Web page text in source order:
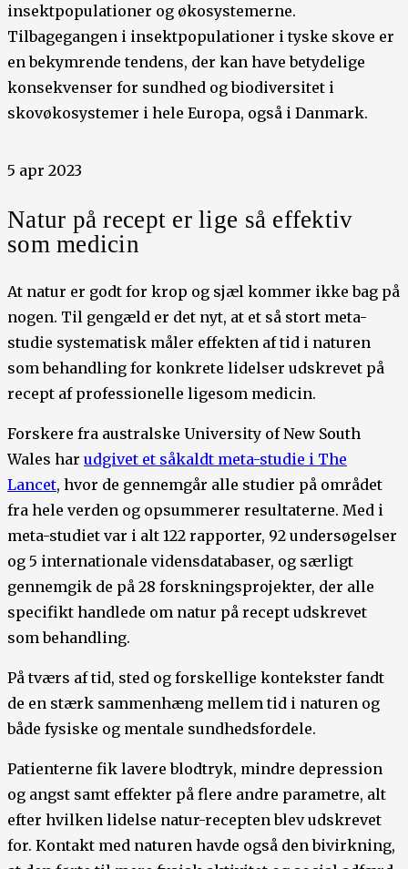
insektpopulationer og økosystemerne.
Tilbagegangen i insektpopulationer i tyske skove er
en bekymrende tendens, der kan have betydelige
konsekvenser for sundhed og biodiversitet i
skovøkosystemer i hele Europa, også i Danmark.
5 apr 2023
Natur på recept er lige så effektiv
som medicin
At natur er godt for krop og sjæl kommer ikke bag på
nogen. Til gengæld er det nyt, at et så stort meta-
studie systematisk måler effekten af tid i naturen
som behandling for konkrete lidelser udskrevet på
recept af professionelle ligesom medicin.
Forskere fra australske University of New South
Wales har udgivet et såkaldt meta-studie i The
Lancet, hvor de gennemgår alle studier på området
fra hele verden og opsummerer resultaterne. Med i
meta-studiet var i alt 122 rapporter, 92 undersøgelser
og 5 internationale vidensdatabaser, og særligt
gennemgik de på 28 forskningsprojekter, der alle
specifikt handlede om natur på recept udskrevet
som behandling.
På tværs af tid, sted og forskellige kontekster fandt
de en stærk sammenhæng mellem tid i naturen og
både fysiske og mentale sundhedsfordele.
Patienterne fik lavere blodtryk, mindre depression
og angst samt effekter på flere andre parametre, alt
efter hvilken lidelse natur-recepten blev udskrevet
for. Kontakt med naturen havde også den bivirkning,